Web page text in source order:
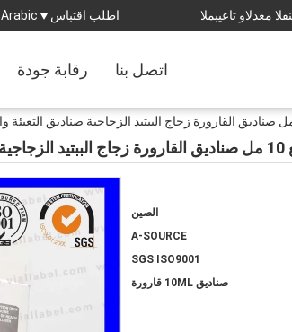
والدعم الفنى : اطلب اقتباس Arabic
رقابة جودة اتصل بنا
الصين
A-SOURCE
SGS ISO9001
صناديق 10ML قارورة